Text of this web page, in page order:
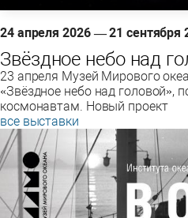
24 апреля 2026 — 21 сентября
Звёздное небо над
23 апреля Музей Мирового
«Звёздное небо над головой»,
космонавтам. Новый проект
все выставки